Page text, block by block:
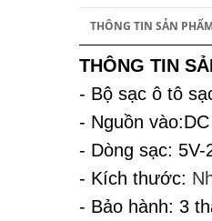
THÔNG TIN SẢN
THÔNG TIN
- Bộ sạc ô tô
- Nguồn
- Dòng sạc: 5V-
- Kích thước:
- Bảo hành: 3